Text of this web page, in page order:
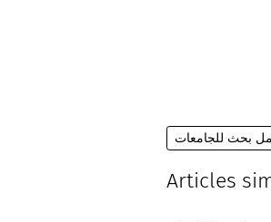
بحث للجامعات
Articles